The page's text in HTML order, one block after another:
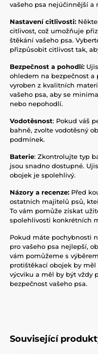
vašeho psa nejúčinnější a
Nastavení citlivosti:
citlivost, což umožňuje
štěkání vašeho psa.
přizpůsobit citlivost tak,
Bezpečnost a pohodlí:
ohledem na bezpečnost a
vyroben z kvalitních
vašeho psa, aby se
nebo nepohodlí.
Vodotěsnost: Pokud váš
bahně, zvolte vodotěsný
podmínek.
Baterie: Zkontrolujte typ
jsou snadno dostupné.
obojek je spolehlivý.
Názory a recenze: Před
ostatních majitelů psů,
To vám pomůže získat
spolehlivosti konkrétních
Pokud máte pochybnosti
pro vašeho psa nejlepší,
vám pomůžeme s
protištěkací obojek by
výcviku a měl by být vždy
bezpečnost vašeho psa.
Související